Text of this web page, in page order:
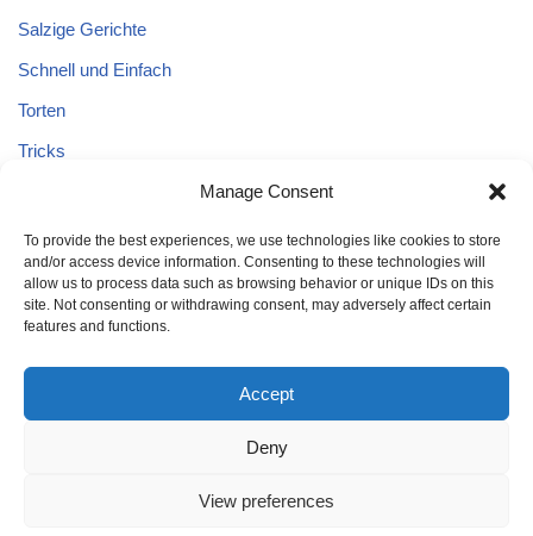
Manage Consent
To provide the best experiences, we use technologies like cookies to store
and/or access device information. Consenting to these technologies will
allow us to process data such as browsing behavior or unique IDs on this
site. Not consenting or withdrawing consent, may adversely affect certain
features and functions.
Accept
Deny
View preferences
Salzige Gerichte
Schnell und Einfach
Torten
Tricks
Uncategorized
Vegane Kuchen
Schnell und Einfach
Gesund